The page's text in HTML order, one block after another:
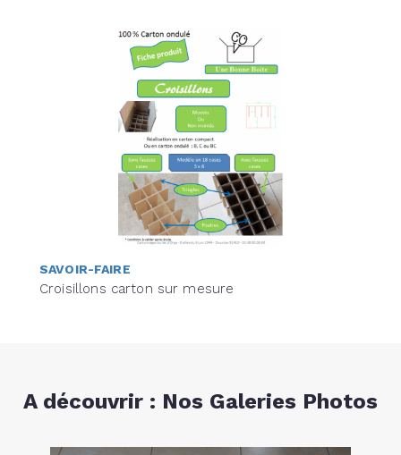
SAVOIR-FAIRE
Croisillons carton sur mesure
A découvrir : Nos Galeries Photos